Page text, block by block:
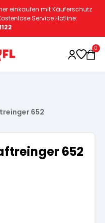
einkaufen mit Käuferschutz
Service Hotline:
0
652
652